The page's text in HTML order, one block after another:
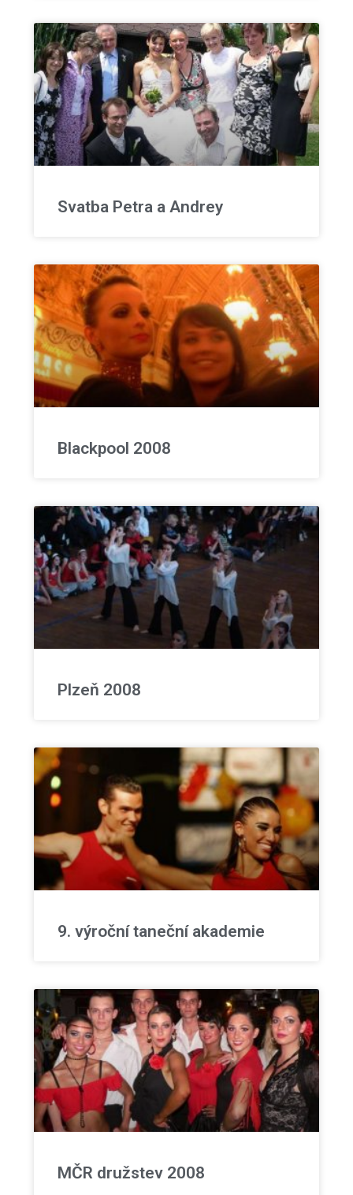
Svatba Petra a Andrey
Blackpool 2008
Plzeň 2008
9. výroční taneční akademie
MČR družstev 2008